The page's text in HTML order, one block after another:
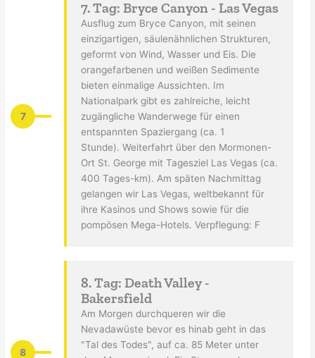
7
7. Tag: Bryce Canyon - Las Vegas
Ausflug zum Bryce Canyon, mit seinen
einzigartigen, säulenähnlichen Strukturen,
geformt von Wind, Wasser und Eis. Die
orangefarbenen und weißen Sedimente
bieten einmalige Aussichten. Im
Nationalpark gibt es zahlreiche, leicht
zugängliche Wanderwege für einen
entspannten Spaziergang (ca. 1
Stunde). Weiterfahrt über den Mormonen-
Ort St. George mit Tagesziel Las Vegas (ca.
400 Tages-km). Am späten Nachmittag
gelangen wir Las Vegas, weltbekannt für
ihre Kasinos und Shows sowie für die
pompösen Mega-Hotels. Verpflegung: F
8
8. Tag: Death Valley -
Bakersfield
Am Morgen durchqueren wir die
Nevadawüste bevor es hinab geht in das
"Tal des Todes", auf ca. 85 Meter unter